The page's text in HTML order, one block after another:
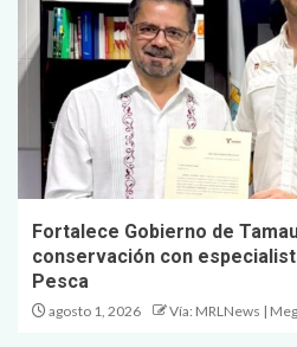
Fortalece Gobierno de
conservación con
Pesca
agosto 1, 2026 Vía: MRLNews |